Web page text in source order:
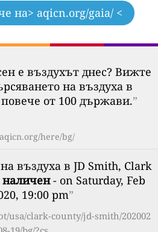
на> aqicn.org/gaia/ <
е въздухът днес? Вижте
на въздуха в
от 100 държави.”
here/bg/
въздуха в JD Smith, Clark
- on Saturday, Feb
19:00 pm”
usa/clark-county/jd-smith/202002